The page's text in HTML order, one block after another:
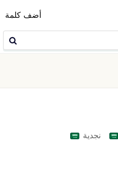
أضف كلمة
نجدية